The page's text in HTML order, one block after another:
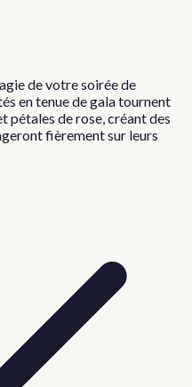
de votre soirée de
en tenue de gala tournent
pétales de rose, créant des
fièrement sur leurs